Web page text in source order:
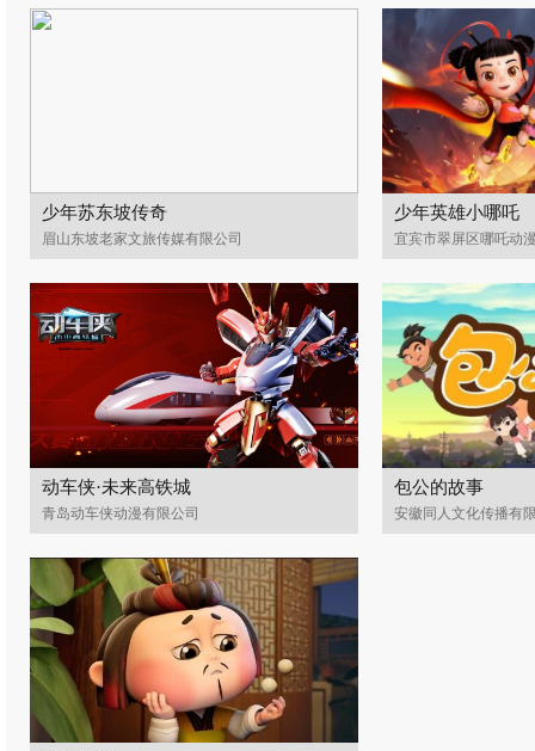
少年苏东坡传奇
眉山东坡老家文旅传媒有限公司
少年英雄小哪吒
宜宾市翠屏区哪吒动
动车侠·未来高铁城
青岛动车侠动漫有限公司
包公的故事
安徽同人文化传播有